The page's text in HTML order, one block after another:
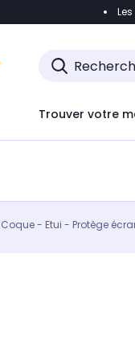
Accéder
Trouver votre
Coque - Etui - Protège